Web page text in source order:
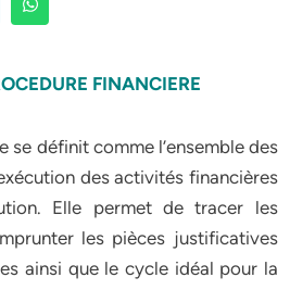
FINANCIERE
se définit comme l’ensemble des
des activités financières
Elle permet de tracer les
les pièces justificatives
ainsi que le cycle idéal pour la